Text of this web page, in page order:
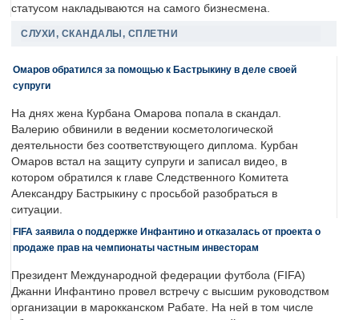
статусом накладываются на самого бизнесмена.
СЛУХИ, СКАНДАЛЫ, СПЛЕТНИ
Омаров обратился за помощью к Бастрыкину в деле своей
супруги
На днях жена Курбана Омарова попала в скандал.
Валерию обвинили в ведении косметологической
деятельности без соответствующего диплома. Курбан
Омаров встал на защиту супруги и записал видео, в
котором обратился к главе Следственного Комитета
Александру Бастрыкину с просьбой разобраться в
ситуации.
FIFA заявила о поддержке Инфантино и отказалась от проекта о
продаже прав на чемпионаты частным инвесторам
Президент Международной федерации футбола (FIFA)
Джанни Инфантино провел встречу с высшим руководством
организации в марокканском Рабате. На ней в том числе